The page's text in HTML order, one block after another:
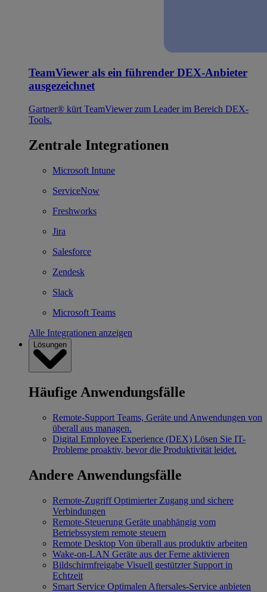
TeamViewer als ein führender DEX-Anbieter
ausgezeichnet
Gartner® kürt TeamViewer zum Leader im Bereich DEX-
Tools.
Zentrale Integrationen
Microsoft Intune
ServiceNow
Freshworks
Jira
Salesforce
Zendesk
Slack
Microsoft Teams
Alle Integrationen anzeigen
Lösungen
Häufige Anwendungsfälle
Remote-Support Teams, Geräte und Anwendungen von
überall aus managen.
Digital Employee Experience (DEX) Lösen Sie IT-
Probleme proaktiv, bevor die Produktivität leidet.
Andere Anwendungsfälle
Remote-Zugriff Optimierter Zugang und sichere
Verbindungen
Remote-Steuerung Geräte unabhängig vom
Betriebssystem remote steuern
Remote Desktop Von überall aus produktiv arbeiten
Wake-on-LAN Geräte aus der Ferne aktivieren
Bildschirmfreigabe Visuell gestützter Support in
Echtzeit
Smart Service Optimalen Aftersales-Service anbieten